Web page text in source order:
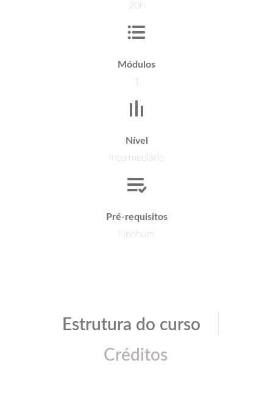
20h
Módulos
1
Nível
Intermediário
Pré-requisitos
Nenhum
Estrutura do curso
Créditos